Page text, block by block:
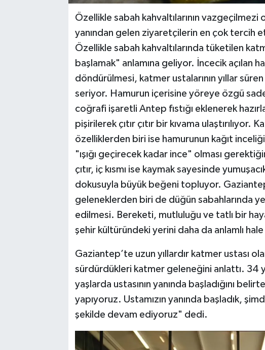
Özellikle sabah kahvaltılarının
yanından gelen ziyaretçilerin en çok tercih
Özellikle sabah kahvaltılarında tüketilen
başlamak" anlamına geliyor. İncecik açılan
döndürülmesi, katmer ustalarının yıllar
seriyor. Hamurun içerisine yöreye özgü
coğrafi işaretli Antep fıstığı eklenerek
pişirilerek çıtır çıtır bir kıvama ulaştırılıyor.
özelliklerden biri ise hamurunun kağıt
"ışığı geçirecek kadar ince" olması
çıtır, iç kısmı ise kaymak sayesinde
dokusuyla büyük beğeni topluyor.
geleneklerden biri de düğün sabahlarında
edilmesi. Bereketi, mutluluğu ve tatlı bir
şehir kültüründeki yerini daha da anlamlı
Gaziantep’te uzun yıllardır katmer ustası
sürdürdükleri katmer geleneğini anlattı. 34
yaşlarda ustasının yanında başladığını
yapıyoruz. Ustamızın yanında başladık,
şekilde devam ediyoruz" dedi.